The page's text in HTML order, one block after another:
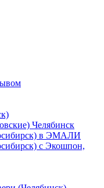
Челябинск
в ЭМАЛИ
с Экошпон,